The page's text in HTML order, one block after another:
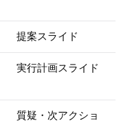
提案スライド
実行計画スライド
質疑・次アクショ